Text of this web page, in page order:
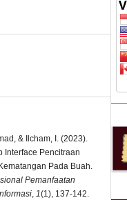
& Ilcham, I. (2023).
Interface Pencitraan
Pada Buah.
Pemanfaatan
, 1(1), 137-142.